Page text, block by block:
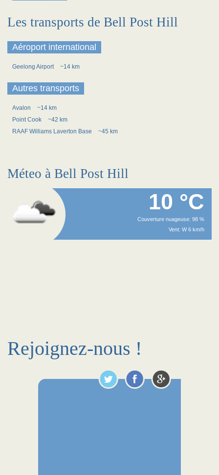
Les transports de Bell Post Hill
Aéroport international
Geelong Airport ~14 km
Autres transports
Avalon
~14 km
Point Cook
~42 km
RAAF Williams Laverton Base
~45 km
Méteo à Bell Post Hill
10 °C
Couverture nuageuse: 98 %
Vent: W 6 km/h
Rejoignez-nous !